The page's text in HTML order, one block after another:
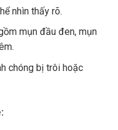
nhìn thấy rõ.
mụn đầu đen, mụn
chóng bị trôi hoặc